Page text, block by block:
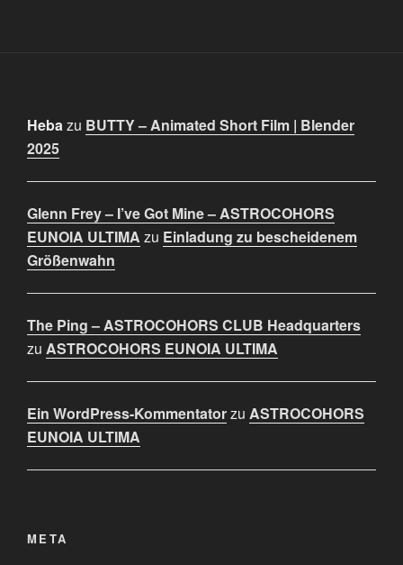
Hebazu BUTTY – Animated Short Film | Blender
2025
Glenn Frey – I’ve Got Mine – ASTROCOHORS
EUNOIA ULTIMA zu Einladung zu bescheidenem
Größenwahn
The Ping – ASTROCOHORS CLUB Headquarters
zu ASTROCOHORS EUNOIA ULTIMA
Ein WordPress-Kommentatorzu ASTROCOHORS
EUNOIA ULTIMA
META